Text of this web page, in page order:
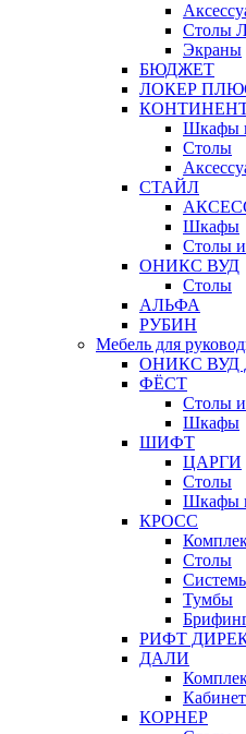
Столы
Экраны
БЮДЖЕТ
ЛОКЕР
Шкафы
Столы
СТАЙЛ
Шкафы
Столы
ОНИКС ВУД
Столы
АЛЬФА
РУБИН
Мебель для
ОНИКС ВУД
ФЁСТ
Столы
Шкафы
ШИФТ
ЦАРГИ
Столы
Шкафы
КРОСС
Столы
Тумбы
РИФТ
ДАЛИ
Кабинет
КОРНЕР